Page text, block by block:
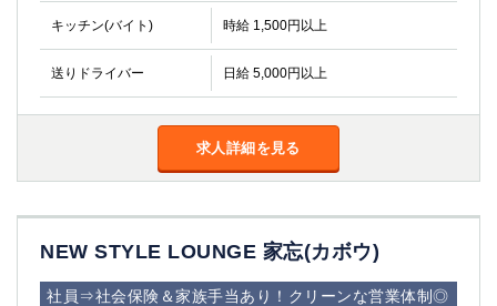
キッチン(バイト) 時給 1,500円以上
送りドライバー 日給 5,000円以上
求人詳細を見る
NEW STYLE LOUNGE 家忘(カボウ)
社員⇒社会保険＆家族手当あり！クリーンな営業体制◎